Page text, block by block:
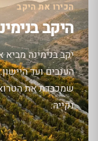
הכירו את היקב
היקב
יקב בנימינה
הענבים ועד
שמכבדת את
נקייה.